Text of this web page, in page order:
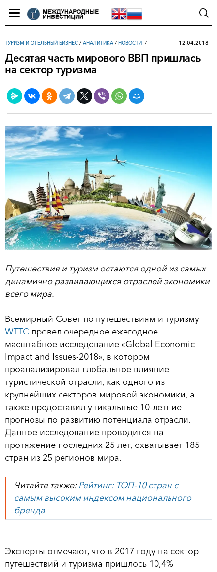
ТУРИЗМ И ОТЕЛЬНЫЙ БИЗНЕС / АНАЛИТИКА / НОВОСТИ 12.04.2018
Десятая часть мирового ВВП пришлась
на сектор туризма
Путешествия и туризм остаются одной из самых
динамично развивающихся отраслей экономики
всего мира.
Всемирный Совет по путешествиям и туризму
WTTC провел очередное ежегодное
масштабное исследование «Global Еconomic
Impact and Issues-2018», в котором
проанализировал глобальное влияние
туристической отрасли, как одного из
крупнейших секторов мировой экономики, а
также предоставил уникальные 10-летние
прогнозы по развитию потенциала отрасли.
Данное исследование проводится на
протяжение последних 25 лет, охватывает 185
стран из 25 регионов мира.
Читайте также:Рейтинг: ТОП-10 стран с
самым высоким индексом национального
бренда
Эксперты отмечают, что в 2017 году на сектор
путешествий и туризма пришлось 10,4%